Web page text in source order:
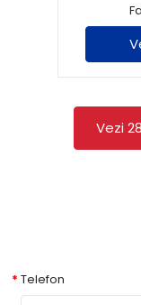
Vezi
Telefon